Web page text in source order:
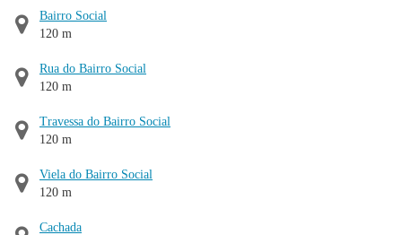
Bairro Social
120 m
Rua do Bairro Social
120 m
Travessa do Bairro Social
120 m
Viela do Bairro Social
120 m
Cachada